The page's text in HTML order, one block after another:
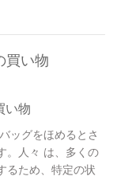
買い物
ッグをほめるとさ
。人々 は、多くの
るため、特定の状